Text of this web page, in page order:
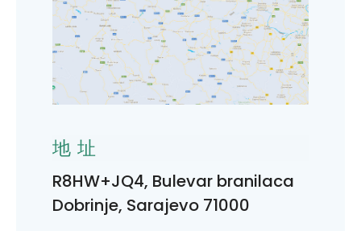
地址
R8HW+JQ4, Bulevar branilaca
Dobrinje, Sarajevo 71000